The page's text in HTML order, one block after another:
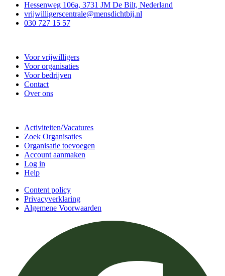
Hessenweg 106a, 3731 JM De Bilt, Nederland
vrijwilligerscentrale@mensdichtbij.nl
030 727 15 57
Voor vrijwilligers
Voor organisaties
Voor bedrijven
Contact
Over ons
Activiteiten/Vacatures
Zoek Organisaties
Organisatie toevoegen
Account aanmaken
Log in
Help
Content policy
Privacyverklaring
Algemene Voorwaarden